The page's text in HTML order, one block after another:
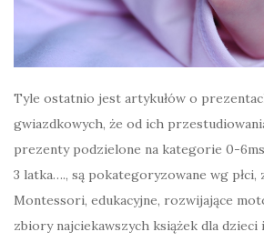
Tyle ostatnio jest artykułów o
gwiazdkowych, że od ich
prezenty podzielone na kategorie 0-
3 latka…., są pokategoryzowane wg płci,
Montessori, edukacyjne, rozwijające
zbiory najciekawszych książek dla dzieci